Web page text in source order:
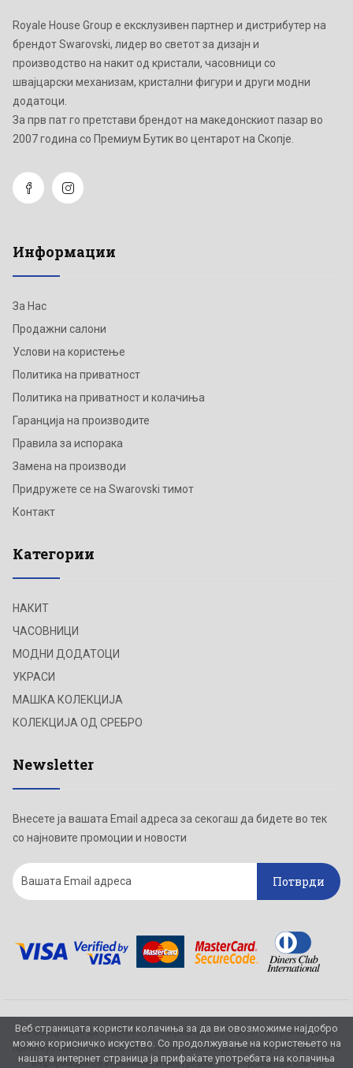
Веб страницата користи колачиња за да ви овозможиме најдобро
можно корисничко искуство. Со продолжување на користењето на
нашата интернет страница ја прифаќате употребата на колачиња
Royale House Group е ексклузивен партнер и дистрибутер на
брендот Swarovski, лидер во светот за дизајн и
производство на накит од кристали, часовници со
швајцарски механизам, кристални фигури и други модни
додатоци.
Зa прв пат го претстави брендот на македонскиот пазар во
2007 година со Премиум Бутик во центарот на Скопје.
Информации
За Нас
Продажни салони
Услови на користење
Политика на приватност
Политика на приватност и колачиња
Гаранција на производите
Правила за испорака
Замена на производи
Придружете се на Swarovski тимот
Контакт
Категории
НАКИТ
ЧАСОВНИЦИ
МОДНИ ДОДАТОЦИ
УКРАСИ
МАШКА КОЛЕКЦИЈА
КОЛЕКЦИЈА ОД СРЕБРО
Newsletter
Внесете ја вашата Email адреса за секогаш да бидете во тек
со најновите промоции и новости
Потврди
Се обидуваме да бидеме што попрецизни во описот на производите,
прикажување на слики и цени, но не можеме да гарантираме дека сите
информации се комплетни и без грешка. Сите производи кои се